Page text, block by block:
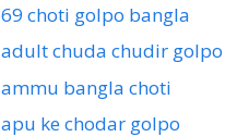
69 choti golpo bangla
adult chuda chudir golpo
ammu bangla choti
apu ke chodar golpo